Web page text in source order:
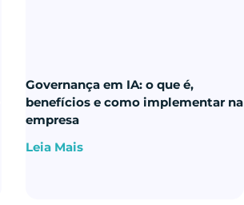
Governança em IA: o que é,
benefícios e como implementar na
empresa
Leia Mais